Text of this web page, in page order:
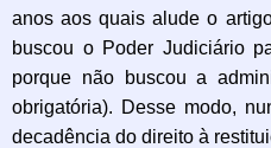
anos aos quais alude o
buscou o Poder Judiciário
porque não buscou a
obrigatória). Desse modo,
decadência do direito à